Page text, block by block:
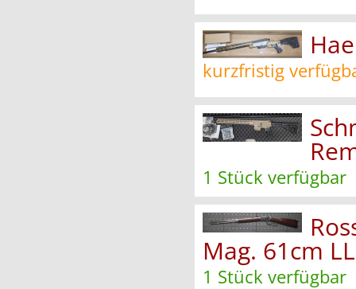
kurzfristig
1 Stück verfügbar
Mag. 61cm
1 Stück verfügbar